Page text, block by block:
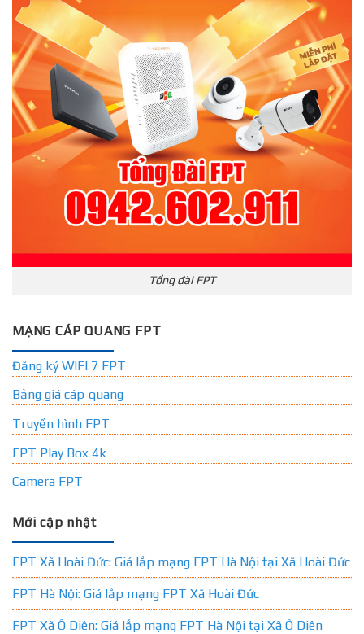
Tổng đài FPT
MẠNG CÁP QUANG FPT
Đăng ký WIFI 7 FPT
Bảng giá cáp quang
Truyền hình FPT
FPT Play Box 4k
Camera FPT
Mới cập nhật
FPT Xã Hoài Đức: Giá lắp mạng FPT Hà Nội tại Xã Hoài Đức
FPT Hà Nội: Giá lắp mạng FPT Xã Hoài Đức
FPT Xã Ô Diên: Giá lắp mạng FPT Hà Nội tại Xã Ô Diên